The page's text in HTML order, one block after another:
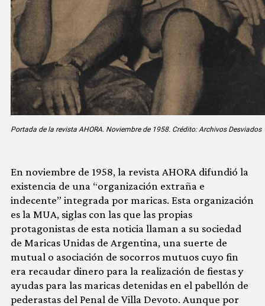
Portada de la revista AHORA. Noviembre de 1958. Crédito: Archivos Desviados
En noviembre de 1958, la revista AHORA difundió la
existencia de una “organización extraña e
indecente” integrada por maricas. Esta organización
es la MUA, siglas con las que las propias
protagonistas de esta noticia llaman a su sociedad
de Maricas Unidas de Argentina, una suerte de
mutual o asociación de socorros mutuos cuyo fin
era recaudar dinero para la realización de fiestas y
ayudas para las maricas detenidas en el pabellón de
pederastas del Penal de Villa Devoto. Aunque por